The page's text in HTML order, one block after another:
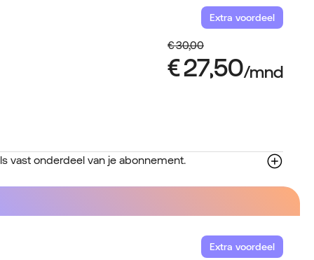
Extra voordeel
vast onderdeel van je abonnement.
Extra voordeel